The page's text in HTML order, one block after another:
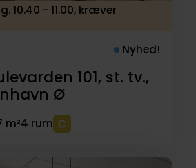
10.40 - 11.00, kræver
Nyhed!
101, st. tv.,
Ø
m²4 rum